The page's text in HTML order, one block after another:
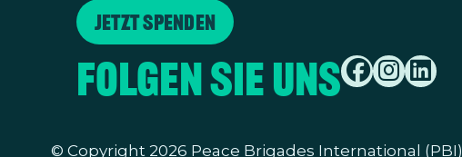
Jetzt spenden
Folgen Sie uns
© Copyright 2026 Peace Brigades International (PBI)